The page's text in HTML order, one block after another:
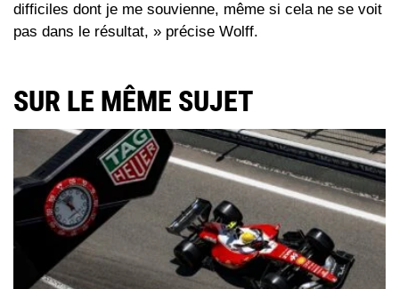
difficiles dont je me souvienne, même si cela ne se voit
pas dans le résultat, » précise Wolff.
SUR LE MÊME SUJET